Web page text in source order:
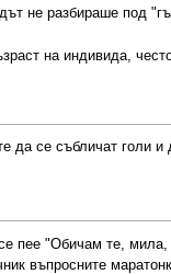
не разбираше под
на индивида,
да се събличат голи
пее "Обичам те,
въпросните